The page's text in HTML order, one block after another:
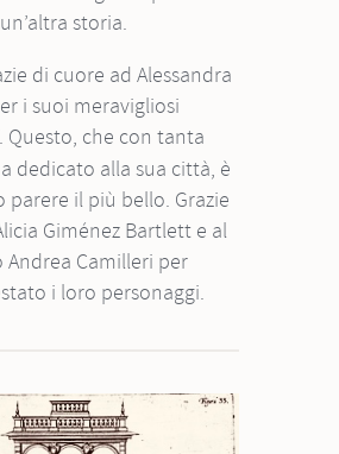
storia.
i suoi meravigliosi
. Questo, che con tanta
dedicato alla sua città, è
parere il più bello. Grazie
Giménez Bartlett e al
Camilleri per
i loro personaggi.